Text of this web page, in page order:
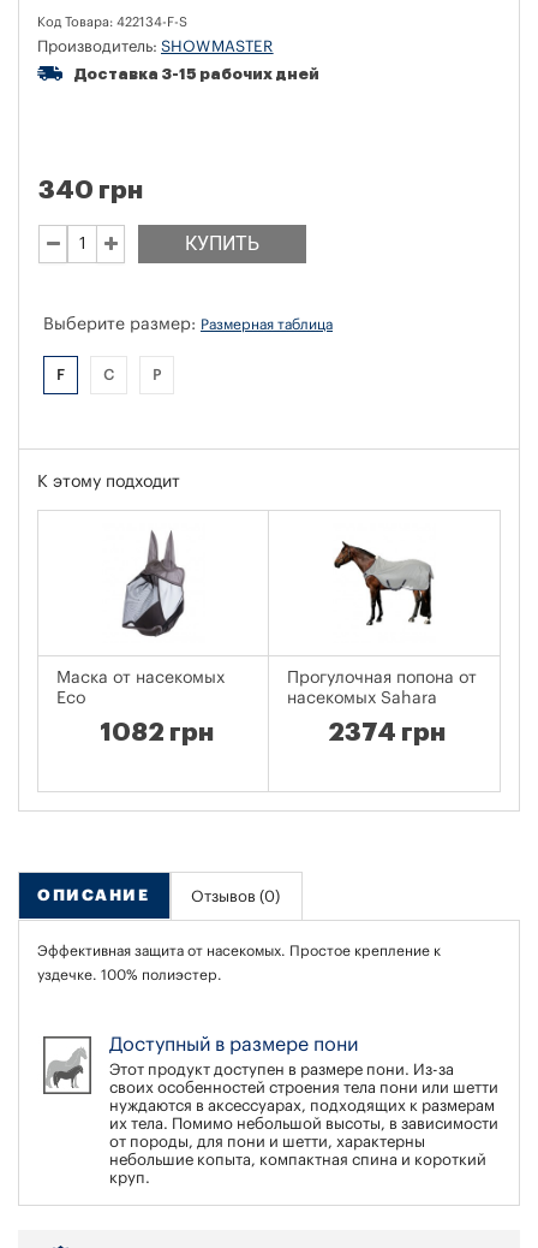
Код Товара: 422134-F-S
Производитель: SHOWMASTER
Доставка 3-15 рабочих дней
КУПИТЬ
340 грн
Выберите размер: Размерная таблица
F C P
К этому подходит
Маска от насекомых
Eco
1082 грн
Прогулочная попона от
насекомых Sahara
2374 грн
ОПИСАНИЕ Отзывов (0)
Эффективная защита от насекомых. Простое крепление к
уздечке. 100% полиэстер.
Доступный в размере пони
Этот продукт доступен в размере пони. Из-за
своих особенностей строения тела пони или шетти
нуждаются в аксессуарах, подходящих к размерам
их тела. Помимо небольшой высоты, в зависимости
от породы, для пони и шетти, характерны
небольшие копыта, компактная спина и короткий
круп.